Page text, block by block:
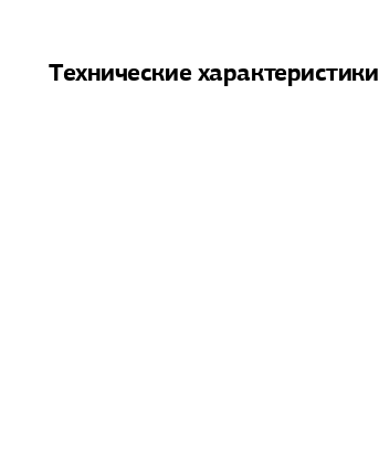
Технические характеристики